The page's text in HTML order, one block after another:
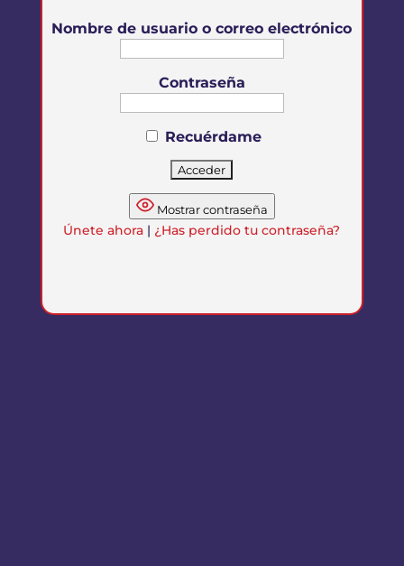
Nombre de usuario o correo electrónico
Contraseña
Recuérdame
Mostrar contraseña
Únete ahora | ¿Has perdido tu contraseña?